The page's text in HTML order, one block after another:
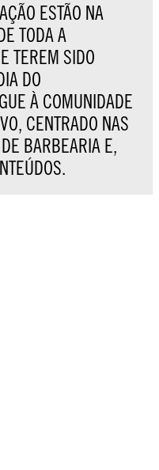
ESTÃO NA
TODA A
TEREM SIDO
DO
À COMUNIDADE
CENTRADO NAS
BARBEARIA E,